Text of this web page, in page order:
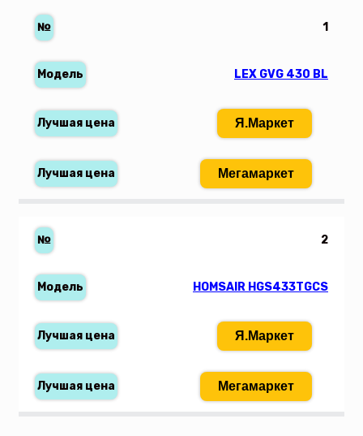
1
LEX GVG 430 BL
Я.Маркет
Мегамаркет
2
HOMSAIR HGS433TGCS
Я.Маркет
Мегамаркет